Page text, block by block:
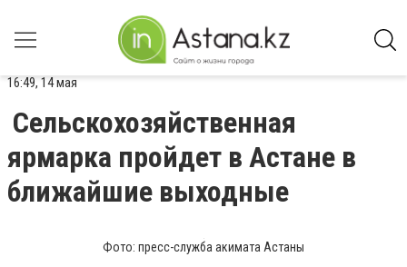
16:49, 14 мая
Сельскохозяйственная
ярмарка пройдет в Астане в
ближайшие выходные
Фото: пресс-служба акимата Астаны